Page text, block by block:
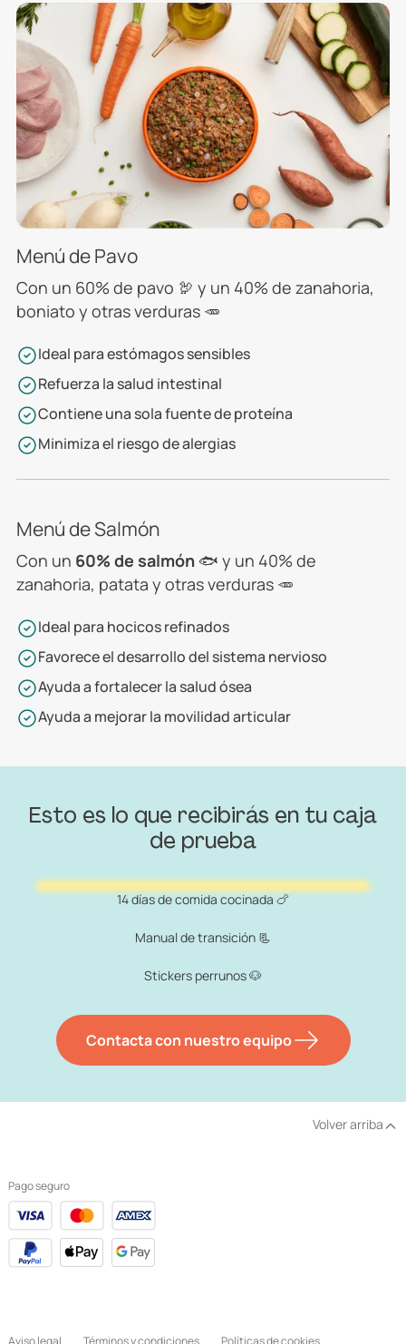
Menú de Pavo
Con un 60% de pavo 🦃 y un 40% de zanahoria,
boniato y otras verduras 🥕
Ideal para estómagos sensibles
Refuerza la salud intestinal
Contiene una sola fuente de proteína
Minimiza el riesgo de alergias
Menú de Salmón
Con un 60% de salmón🐟 y un 40% de
zanahoria, patata y otras verduras 🥕
Ideal para hocicos refinados
Favorece el desarrollo del sistema nervioso
Ayuda a fortalecer la salud ósea
Ayuda a mejorar la movilidad articular
Esto es lo que recibirás en tu caja
de prueba
14 días de comida cocinada 🍗
Manual de transición 📃
Stickers perrunos 🐶
Contacta con nuestro equipo
Pago seguro
Volver arriba
Aviso legal Términos y condiciones Políticas de cookies